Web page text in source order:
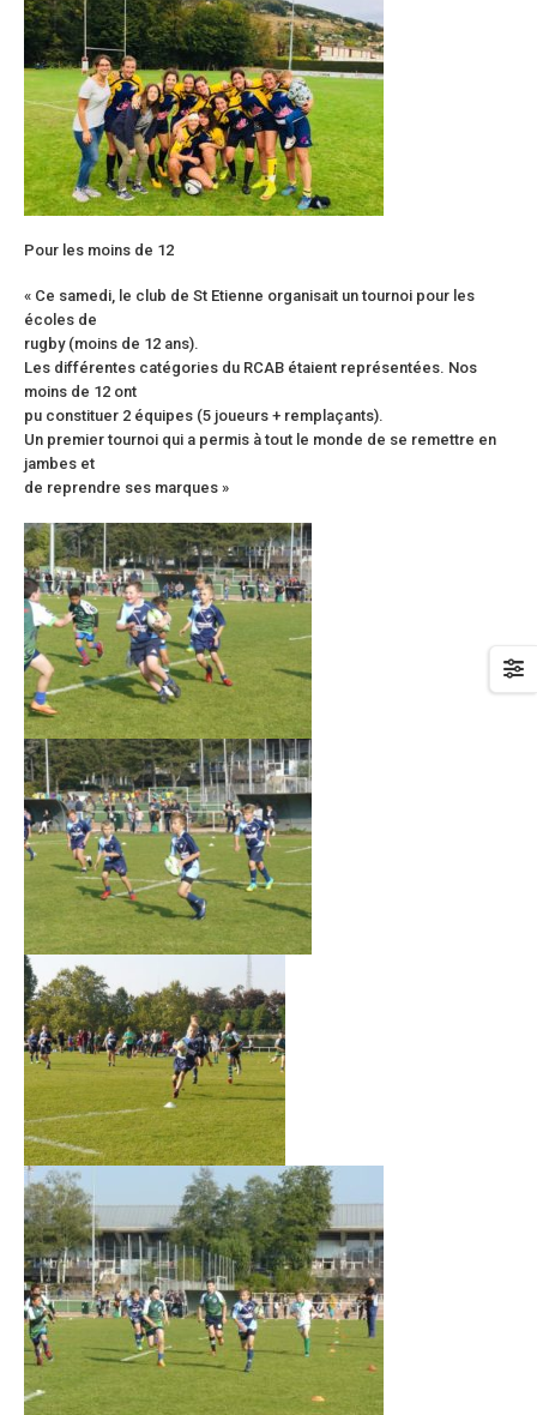
Pour les moins de 12
« Ce samedi, le club de St Etienne organisait un tournoi pour les
écoles de
rugby (moins de 12 ans).
Les différentes catégories du RCAB étaient représentées. Nos
moins de 12 ont
pu constituer 2 équipes (5 joueurs + remplaçants).
Un premier tournoi qui a permis à tout le monde de se remettre en
jambes et
de reprendre ses marques »